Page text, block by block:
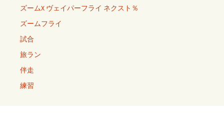
ズームX ヴェイパーフライ ネクスト％
ズームフライ
試合
旅ラン
伴走
練習